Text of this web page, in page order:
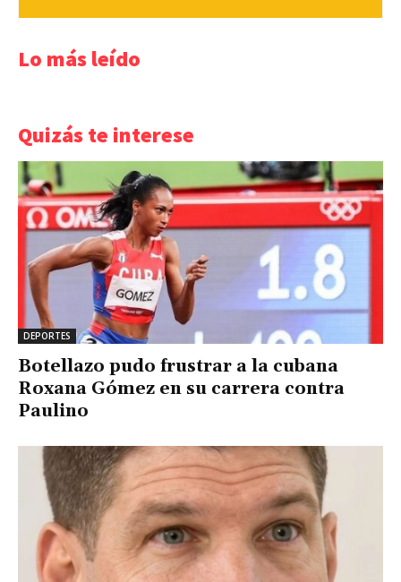
Lo más leído
Quizás te interese
DEPORTES
Botellazo pudo frustrar a la cubana
Roxana Gómez en su carrera contra
Paulino